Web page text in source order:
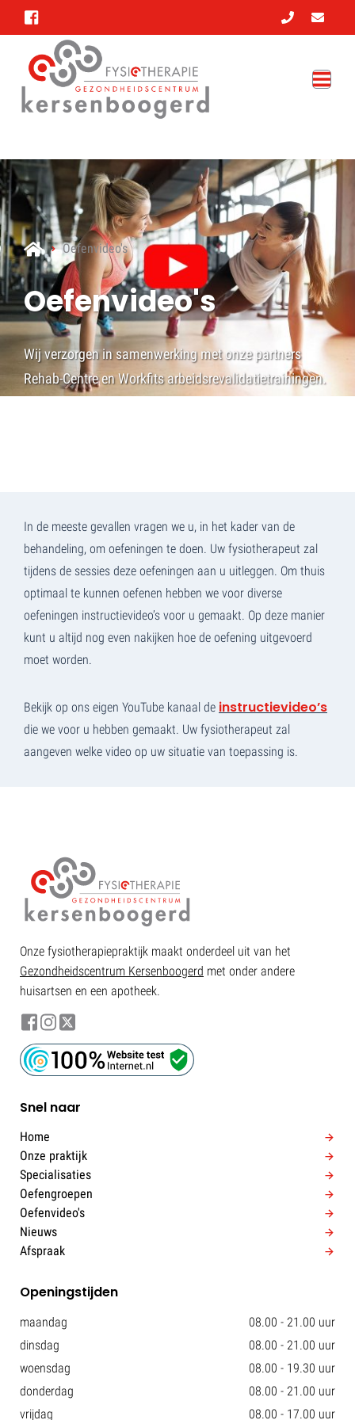
Oefenvideo's
Oefenvideo's
Wij verzorgen in samenwerking met onze partners
Rehab-Centre en Workfits arbeidsrevalidatietrainingen.
In de meeste gevallen vragen we u, in het kader van de
behandeling, om oefeningen te doen. Uw fysiotherapeut zal
tijdens de sessies deze oefeningen aan u uitleggen. Om thuis
optimaal te kunnen oefenen hebben we voor diverse
oefeningen instructievideo’s voor u gemaakt. Op deze manier
kunt u altijd nog even nakijken hoe de oefening uitgevoerd
moet worden.
Bekijk op ons eigen YouTube kanaal de instructievideo’s
die we voor u hebben gemaakt. Uw fysiotherapeut zal
aangeven welke video op uw situatie van toepassing is.
Onze fysiotherapiepraktijk maakt onderdeel uit van het
Gezondheidscentrum Kersenboogerd met onder andere
huisartsen en een apotheek.
Snel naar
Home
Onze praktijk
Specialisaties
Oefengroepen
Oefenvideo's
Nieuws
Afspraak
Openingstijden
maandag
08.00 - 21.00 uur
dinsdag
08.00 - 21.00 uur
woensdag
08.00 - 19.30 uur
donderdag
08.00 - 21.00 uur
vrijdag
08.00 - 17.00 uur